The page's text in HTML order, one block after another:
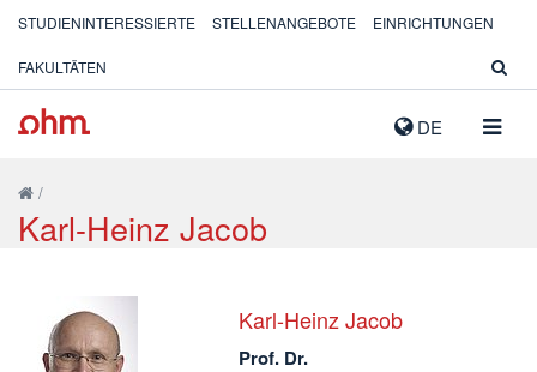
DE
STUDIENINTERESSIERTE STELLENANGEBOTE EINRICHTUNGEN
FAKULTÄTEN
/
Karl-Heinz Jacob
Karl-Heinz Jacob
Prof. Dr.